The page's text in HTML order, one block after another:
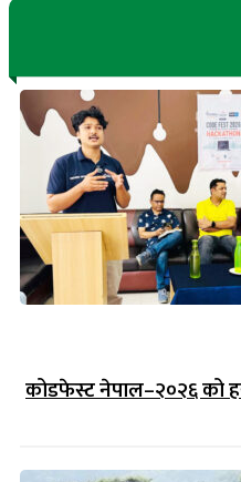
कोडफेस्ट नेपाल–२०२६ को